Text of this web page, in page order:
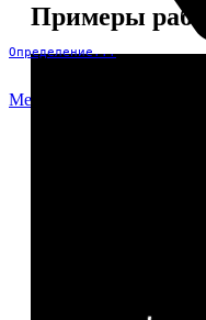
Определение...
Меню
Примеры работ